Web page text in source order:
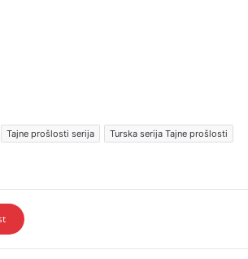
Tajne prošlosti serija
Turska serija Tajne prošlosti